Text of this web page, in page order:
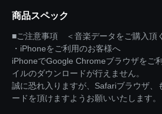
商品スペック
■ご注意事項 ＜音楽データをご購入頂
・iPhoneをご利用のお客様へ
iPhoneでGoogle Chromeブラウザをご
イルのダウンロードが行えません。
誠に恐れ入りますが、Safariブラウザ、
ードを頂けますようお願いいたします。